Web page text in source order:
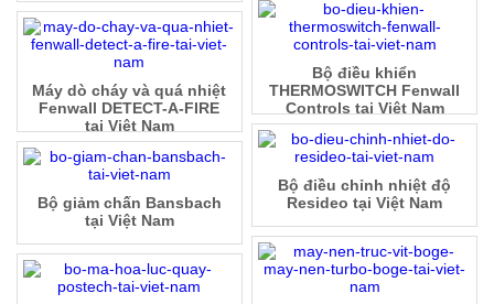
Bộ điều khiển
THERMOSWITCH Fenwall
Controls tại Việt Nam
Máy dò cháy và quá nhiệt
Fenwall DETECT-A-FIRE
tại Việt Nam
Bộ điều chỉnh nhiệt độ
Resideo tại Việt Nam
Bộ giảm chấn Bansbach
tại Việt Nam